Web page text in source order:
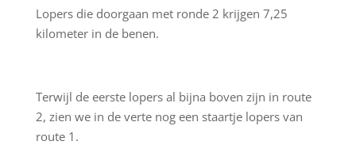
Lopers die doorgaan met ronde 2 krijgen 7,25
kilometer in de benen.
Terwijl de eerste lopers al bijna boven zijn in route
2, zien we in de verte nog een staartje lopers van
route 1.